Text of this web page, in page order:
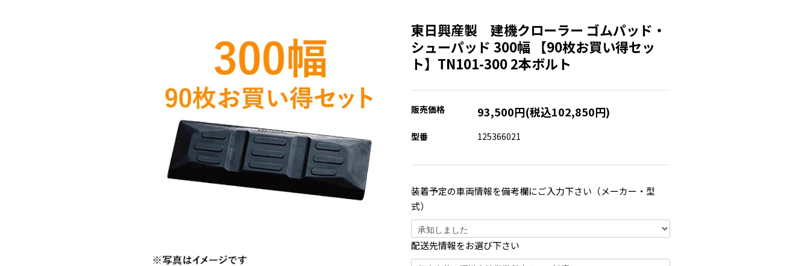
東日興産製 建機クローラー ゴムパッド・
シューパッド 300幅 【90枚お買い得セッ
ト】TN101-300 2本ボルト
販売価格 93,500円(税込102,850円)
型番 125366021
装着予定の車両情報を備考欄にご入力下さい（メーカー・型
式）
配送先情報をお選び下さい